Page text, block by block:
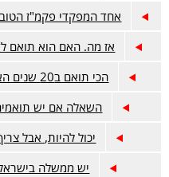
אחד המפקדי פקמ"ז
אז מה. האם הוא תואם
הכי תואם ב20 שנים האחרונות
השאלה אם יש
יכול להיות, אבל
יש ממשלה